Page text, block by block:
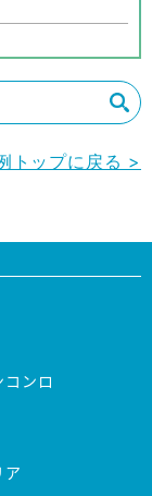
トップに戻る >
コンロ
ア